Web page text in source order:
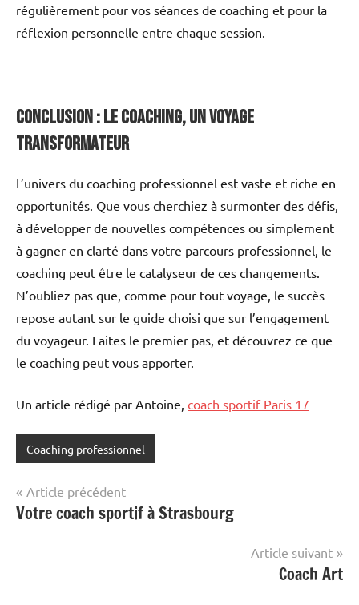
régulièrement pour vos séances de coaching et pour la
réflexion personnelle entre chaque session.
Conclusion : Le coaching, un voyage
transformateur
L’univers du coaching professionnel est vaste et riche en
opportunités. Que vous cherchiez à surmonter des défis,
à développer de nouvelles compétences ou simplement
à gagner en clarté dans votre parcours professionnel, le
coaching peut être le catalyseur de ces changements.
N’oubliez pas que, comme pour tout voyage, le succès
repose autant sur le guide choisi que sur l’engagement
du voyageur. Faites le premier pas, et découvrez ce que
le coaching peut vous apporter.
Un article rédigé par Antoine, coach sportif Paris 17
Coaching professionnel
Navigation
de
Article précédent
Votre coach sportif à Strasbourg
Article suivant
Coach Art